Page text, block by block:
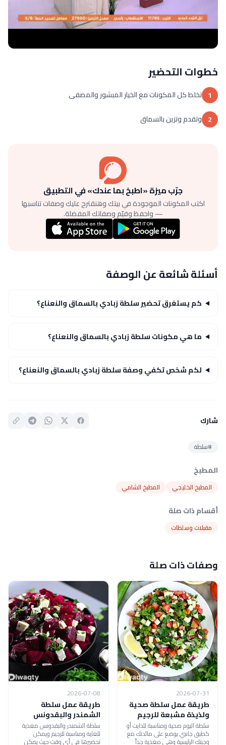
خطوات التحضير
1 تخلط كل المكونات مع الخيار المبشور والمصفى
2 وتقدم وتزين بالسماق
جرّب ميزة «اطبخ بما عندك» في التطبيق
اكتب المكونات الموجودة في بيتك وهنقترح عليك وصفات تناسبها
— واحفظ وقيّم وصفاتك المفضلة.
أسئلة شائعة عن الوصفة
كم يستغرق تحضير سلطة زبادي بالسماق والنعناع؟
ما هي مكونات سلطة زبادي بالسماق والنعناع؟
لكم شخص تكفي وصفة سلطة زبادي بالسماق والنعناع؟
شارك
#سلطة
المطبخ
المطبخ الخليجي المطبخ الشامي
أقسام ذات صلة
مقبلات وسلطات
وصفات ذات صلة
2026-07-31
طريقة عمل سلطة صحية
ولذيذة مشبعة للرجيم
سلطة اليوم صحية ومناسبة للدايت أو
كطبق جانبي يوضع على مائدتك مع
وجبتك الرئيسية وهي مغذية جداً
2026-07-08
طريقة عمل سلطة
الشمندر والبقدونس
سلطة الشمندر والبقدونس مغذية
للغاية ومناسبة للرجيم ويمكن
تحضيرها في أي وقت حيث يمكن